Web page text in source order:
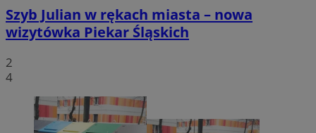
Szyb Julian w rękach miasta – nowa
wizytówka Piekar Śląskich
2
4